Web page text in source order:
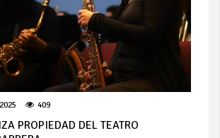
409
PROPIEDAD DEL TEATRO